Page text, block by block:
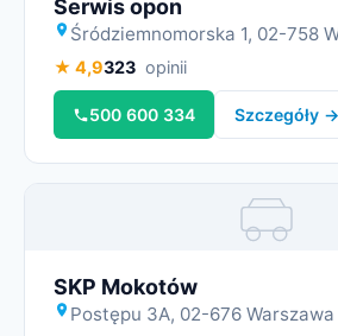
Serwis opon
Śródziemnomorska 1, 02-758
★ 4,9323 opinii
500 600 334 Szczegóły →
SKP Mokotów
Postępu 3A, 02-676 Warszawa